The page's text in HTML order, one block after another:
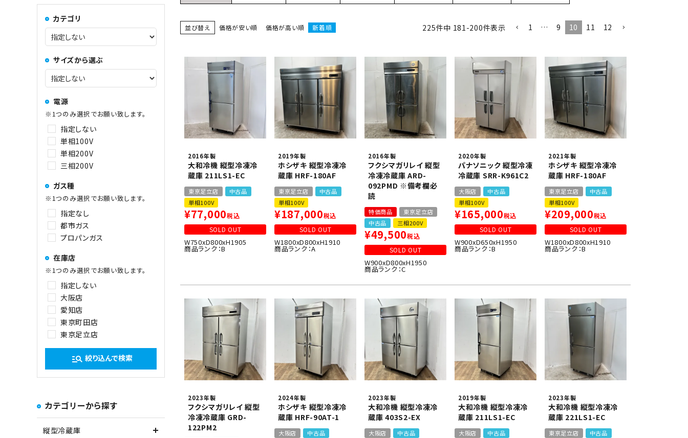
コーヒーマシン関連 その他調理機器 板金物・シンク・調理台 店舗用家具
その他
カテゴリ
サイズから選ぶ
電源
※1つのみ選択でお願い致します。
指定しない
単相100V
単相200V
三相200V
ガス種
※1つのみ選択でお願い致します。
指定なし
都市ガス
プロパンガス
在庫店
※1つのみ選択でお願い致します。
指定しない
大阪店
愛知店
東京町田店
東京足立店
manage_search 絞り込んで検索
カテゴリーから探す
縦型冷蔵庫
並び替え 価格が安い順 価格が高い順 新着順 225件中 181-200件表示 1 … 9 10 11 12
2016年製
大和冷機 縦型冷凍冷
蔵庫 211LS1-EC
東京足立店
中古品
単相100V
¥77,000税込
SOLD OUT
W750xD800xH1905
商品ランク：B
2019年製
ホシザキ 縦型冷凍冷
蔵庫 HRF-180AF
東京足立店
中古品
単相100V
¥187,000税込
SOLD OUT
W1800xD800xH1910
商品ランク：A
2016年製
フクシマガリレイ 縦型
冷凍冷蔵庫 ARD-
092PMD ※備考欄必
読
特価商品
東京足立店
中古品
三相200V
¥49,500税込
SOLD OUT
W900xD800xH1950
商品ランク：C
2020年製
パナソニック 縦型冷凍
冷蔵庫 SRR-K961C2
大阪店
中古品
単相100V
¥165,000税込
SOLD OUT
W900xD650xH1950
商品ランク：B
2021年製
ホシザキ 縦型冷凍冷
蔵庫 HRF-180AF
東京足立店
中古品
単相100V
¥209,000税込
SOLD OUT
W1800xD800xH1910
商品ランク：B
2023年製
フクシマガリレイ 縦型
冷凍冷蔵庫 GRD-
122PM2
2024年製
ホシザキ 縦型冷凍冷
蔵庫 HRF-90AT-1
大阪店
中古品
2023年製
大和冷機 縦型冷凍冷
蔵庫 403S2-EX
大阪店
中古品
2019年製
大和冷機 縦型冷凍冷
蔵庫 211LS1-EC
大阪店
中古品
2023年製
大和冷機 縦型冷凍冷
蔵庫 221LS1-EC
東京足立店
中古品